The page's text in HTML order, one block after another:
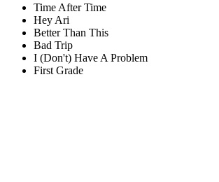
Time After Time
Hey Ari
Better Than This
Bad Trip
I (Don't) Have A Problem
First Grade